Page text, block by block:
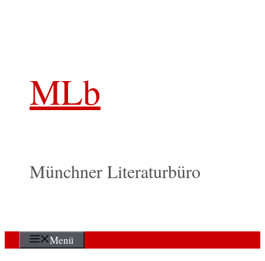
MLb
Münchner Literaturbüro
Menü